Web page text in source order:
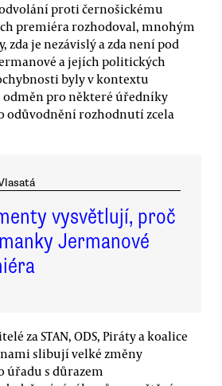
proti černošickému
premiéra rozhodoval, mnohým
zda je nezávislý a zda není pod
a jejích politických
byly v kontextu
odměn pro některé úředníky
odůvodnění rozhodnutí zcela
vysvětlují, proč
Jermanové
za STAN, ODS, Piráty a koalice
slibují velké změny
s důrazem